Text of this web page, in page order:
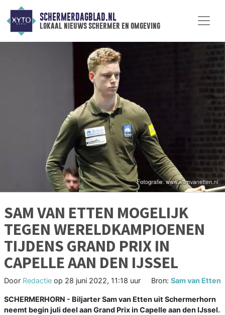
SCHERMERDAGBLAD.NL
lokaal nieuws schermer en omgeving
SAM VAN ETTEN MOGELIJK
TEGEN WERELDKAMPIOENEN
TIJDENS GRAND PRIX IN
CAPELLE AAN DEN IJSSEL
Door Redactie op 28 juni 2022, 11:18 uur Bron: Sam van Etten
SCHERMERHORN - Biljarter Sam van Etten uit Schermerhorn
neemt begin juli deel aan Grand Prix in Capelle aan den IJssel.